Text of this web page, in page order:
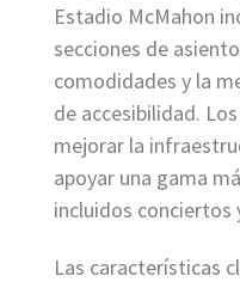
Estadio McMahon
secciones de
comodidades y la
de accesibilidad.
mejorar la
apoyar una gama
incluidos conciertos
Las características